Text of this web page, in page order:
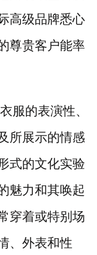
高级品牌悉心
尊贵客户能率
服的表演性、
所展示的情感
式的文化实验
魅力和其唤起
穿着或特别场
、外表和性